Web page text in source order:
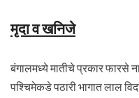
मृदा व खनिजे
बंगालमध्ये मातीचे प्रकार फारसे
पश्चिमेकडे पठारी भागात लाल